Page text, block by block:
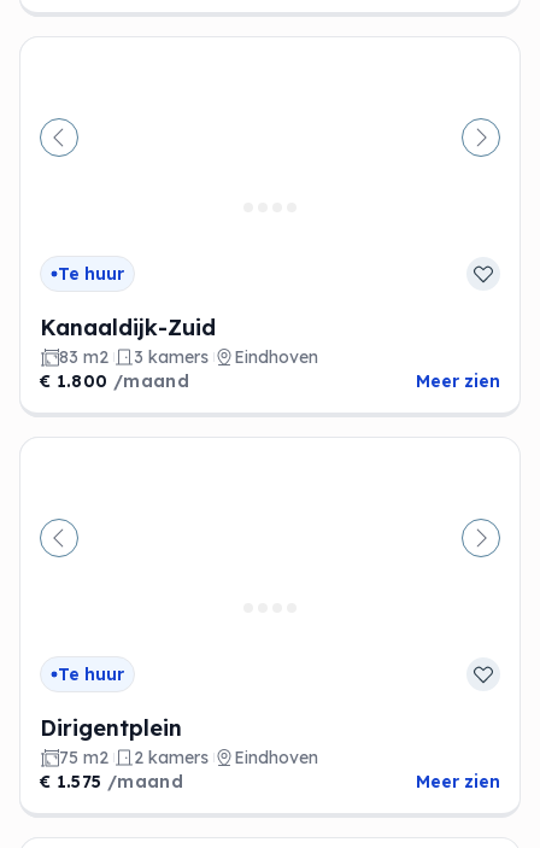
Vorige
Te huur
Kanaaldijk-Zuid
83 m2 3 kamers
Eindhoven
€ 1.800 /maand Meer zien
Vorige
Te huur
Dirigentplein
75 m2 2 kamers
Eindhoven
€ 1.575 /maand Meer zien